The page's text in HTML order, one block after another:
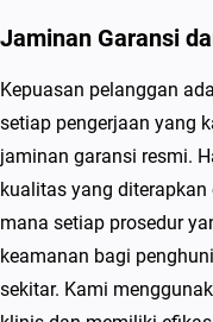
a
p
e
r
a
a
Jaminan Garansi
Kepuasan pelanggan
setiap pengerjaan yang
jaminan garansi resmi.
kualitas yang diterapkan
mana setiap prosedur
keamanan bagi
sekitar. Kami